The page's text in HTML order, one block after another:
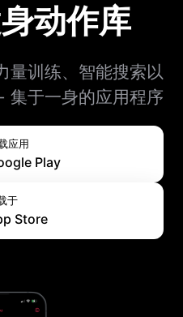
动作库
量训练、智能搜索以
集于一身的应用程序
应用
Play
于
Store